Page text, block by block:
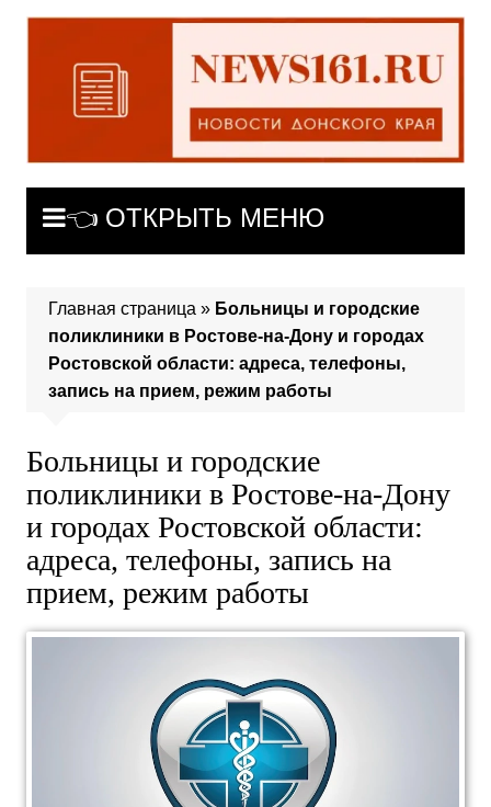
Перейти
содержимому
👈 ОТКРЫТЬ МЕНЮ
Главная страница » Больницы и городские
поликлиники в Ростове-на-Дону и городах
Ростовской области: адреса, телефоны,
запись на прием, режим работы
Больницы и городские
поликлиники в Ростове-на-Дону
и городах Ростовской области:
адреса, телефоны, запись на
прием, режим работы